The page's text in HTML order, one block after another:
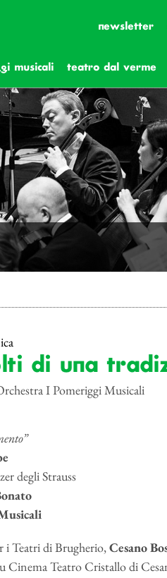
newsletter
musicali teatro dal verme
di una
I Pomeriggi Musicali
degli Strauss
i Teatri di Brugherio,Cesano
Cinema Teatro Cristallo di